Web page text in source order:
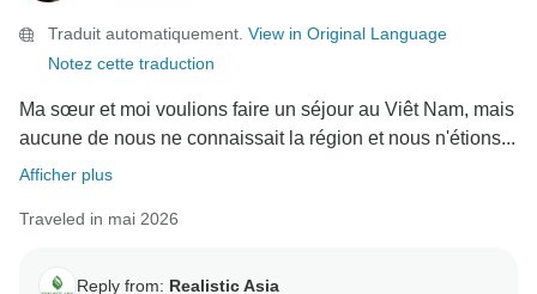
Traduit automatiquement. View in Original Language
Notez cette traduction
Ma sœur et moi voulions faire un séjour au Viêt Nam, mais
aucune de nous ne connaissait la région et nous n'étions...
Afficher plus
Traveled in mai 2026
Reply from: Realistic Asia